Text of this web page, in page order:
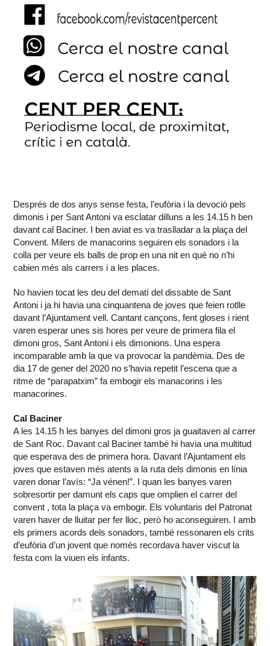
Després de dos anys sense festa, l’eufòria i la devoció pels
dimonis i per Sant Antoni va esclatar dilluns a les 14.15 h ben
davant cal Baciner. I ben aviat es va traslladar a la plaça del
Convent. Milers de manacorins seguiren els sonadors i la
colla per veure els balls de prop en una nit en què no n’hi
cabien més als carrers i a les places.
No havien tocat les deu del dematí del dissabte de Sant
Antoni i ja hi havia una cinquantena de joves que feien rotlle
davant l’Ajuntament vell. Cantant cançons, fent gloses i rient
varen esperar unes sis hores per veure de primera fila el
dimoni gros, Sant Antoni i els dimonions. Una espera
incomparable amb la que va provocar la pandèmia. Des de
dia 17 de gener del 2020 no s’havia repetit l’escena que a
ritme de “parapatxim” fa embogir els manacorins i les
manacorines.
Cal Baciner
A les 14.15 h les banyes del dimoni gros ja guaitaven al carrer
de Sant Roc. Davant cal Baciner també hi havia una multitud
que esperava des de primera hora. Davant l’Ajuntament els
joves que estaven més atents a la ruta dels dimonis en línia
varen donar l’avís: “Ja vénen!”. I quan les banyes varen
sobresortir per damunt els caps que omplien el carrer del
convent , tota la plaça va embogir. Els voluntaris del Patronat
varen haver de lluitar per fer lloc, però ho aconseguiren. I amb
els primers acords dels sonadors, també ressonaren els crits
d’eufòria d’un jovent que només recordava haver viscut la
festa com la viuen els infants.